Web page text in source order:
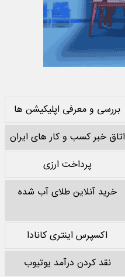
بررسی و معرفی اپلیکیشن ها
اتاق خبر کسب و کار های ایران
پرداخت ارزی
خرید آنلاین طلای آب شده
اکسپرس اینتری کانادا
نقد کردن درآمد یوتیوب